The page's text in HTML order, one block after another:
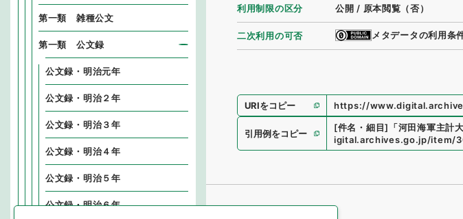
利用制限の区分 公開 / 原本閲覧（否）
二次利用の可否 メタデータの利用条
URIをコピー https://
引用例をコピー
[件名・細目] 「河田海軍主計
igital.archives.go.jp/item/
第一類 雑種公文
第一類 公文録
公文録・明治元年
公文録・明治２年
公文録・明治３年
公文録・明治４年
公文録・明治５年
公文録・明治６年